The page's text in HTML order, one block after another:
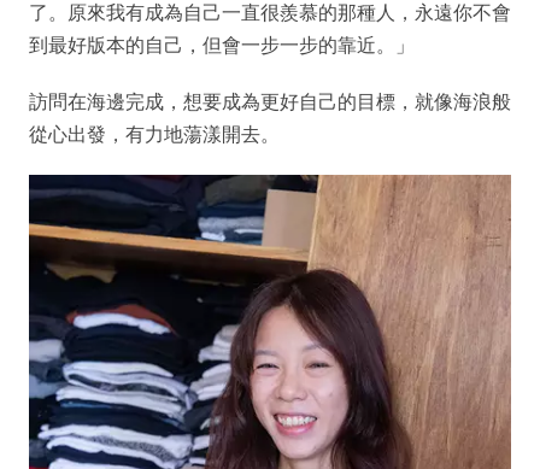
了。原來我有成為自己一直很羨慕的那種人，永遠你不會
到最好版本的自己，但會一步一步的靠近。」
訪問在海邊完成，想要成為更好自己的目標，就像海浪般
從心出發，有力地蕩漾開去。